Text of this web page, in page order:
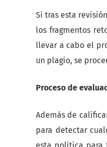
Si tras esta
los fragmentos
llevar a cabo el
un plagio, se
Proceso de
Además de
para detectar